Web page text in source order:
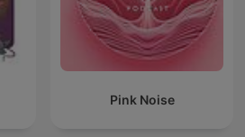
Pink Noise